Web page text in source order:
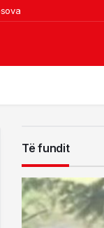
Të fundit